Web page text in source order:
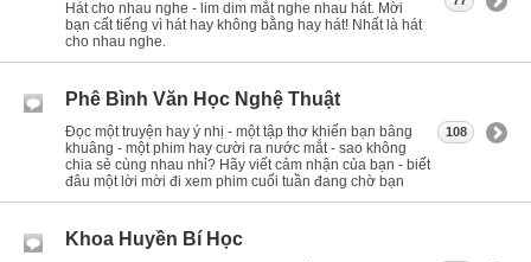
Hát cho nhau nghe - lim dim mắt nghe nhau hát. Mời
bạn cất tiếng vì hát hay không bằng hay hát! Nhất là hát
cho nhau nghe.
Phê Bình Văn Học Nghệ Thuật
Đọc một truyện hay ý nhị - một tập thơ khiến bạn bâng
khuâng - một phim hay cười ra nước mắt - sao không
chia sẻ cùng nhau nhỉ? Hãy viết cảm nhận của bạn - biết
đâu một lời mời đi xem phim cuối tuần đang chờ bạn
108
Khoa Huyền Bí Học